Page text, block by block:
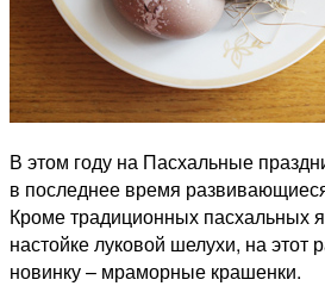
В этом году на Пасхальные
в последнее время
Кроме традиционных пасхальных
настойке луковой шелухи, на этот
новинку – мраморные крашенки.